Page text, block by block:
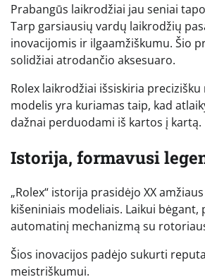
Prabangūs laikrodžiai jau seniai
Tarp garsiausių vardų laikrodžių
inovacijomis ir ilgaamžiškumu. Šio
solidžiai atrodančio aksesuaro.
Rolex laikrodžiai išsiskiria
modelis yra kuriamas taip, kad
dažnai perduodami iš kartos į kartą.
Istorija, formavusi
„Rolex“ istorija prasidėjo XX
kišeniniais modeliais. Laikui
automatinį mechanizmą su
Šios inovacijos padėjo sukurti
meistriškumui.